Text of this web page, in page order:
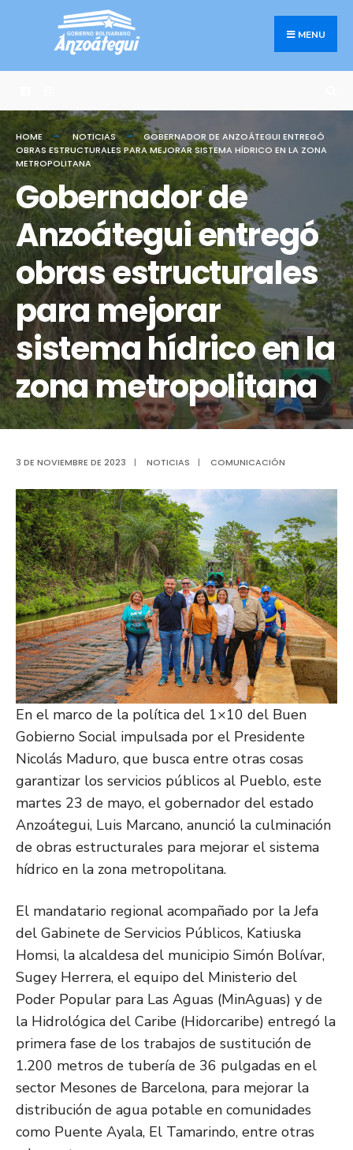
MENU
HOME NOTICIAS
GOBERNADOR DE ANZOÁTEGUI ENTREGÓ
OBRAS ESTRUCTURALES PARA MEJORAR SISTEMA HÍDRICO EN LA ZONA
METROPOLITANA
Gobernador de
Anzoátegui entregó
obras estructurales
para mejorar
sistema hídrico en la
zona metropolitana
3 DE NOVIEMBRE DE 2023 | NOTICIAS | COMUNICACIÓN
En el marco de la política del 1×10 del Buen
Gobierno Social impulsada por el Presidente
Nicolás Maduro, que busca entre otras cosas
garantizar los servicios públicos al Pueblo, este
martes 23 de mayo, el gobernador del estado
Anzoátegui, Luis Marcano, anunció la culminación
de obras estructurales para mejorar el sistema
hídrico en la zona metropolitana.
El mandatario regional acompañado por la Jefa
del Gabinete de Servicios Públicos, Katiuska
Homsi, la alcaldesa del municipio Simón Bolívar,
Sugey Herrera, el equipo del Ministerio del
Poder Popular para Las Aguas (MinAguas) y de
la Hidrológica del Caribe (Hidorcaribe) entregó la
primera fase de los trabajos de sustitución de
1.200 metros de tubería de 36 pulgadas en el
sector Mesones de Barcelona, para mejorar la
distribución de agua potable en comunidades
como Puente Ayala, El Tamarindo, entre otras
Search